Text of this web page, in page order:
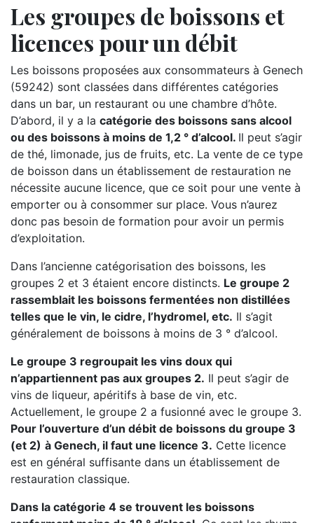
Les groupes de boissons et
licences pour un débit
Les boissons proposées aux consommateurs à Genech
(59242) sont classées dans différentes catégories
dans un bar, un restaurant ou une chambre d’hôte.
D’abord, il y a la catégorie des boissons sans alcool
ou des boissons à moins de 1,2 ° d’alcool. Il peut s’agir
de thé, limonade, jus de fruits, etc. La vente de ce type
de boisson dans un établissement de restauration ne
nécessite aucune licence, que ce soit pour une vente à
emporter ou à consommer sur place. Vous n’aurez
donc pas besoin de formation pour avoir un permis
d’exploitation.
Dans l’ancienne catégorisation des boissons, les
groupes 2 et 3 étaient encore distincts. Le groupe 2
rassemblait les boissons fermentées non distillées
telles que le vin, le cidre, l’hydromel, etc. Il s’agit
généralement de boissons à moins de 3 ° d’alcool.
Le groupe 3 regroupait les vins doux qui
n’appartiennent pas aux groupes 2. Il peut s’agir de
vins de liqueur, apéritifs à base de vin, etc.
Actuellement, le groupe 2 a fusionné avec le groupe 3.
Pour l’ouverture d’un débit de boissons du groupe 3
(et 2) à Genech, il faut une licence 3. Cette licence
est en général suffisante dans un établissement de
restauration classique.
Dans la catégorie 4 se trouvent les boissons